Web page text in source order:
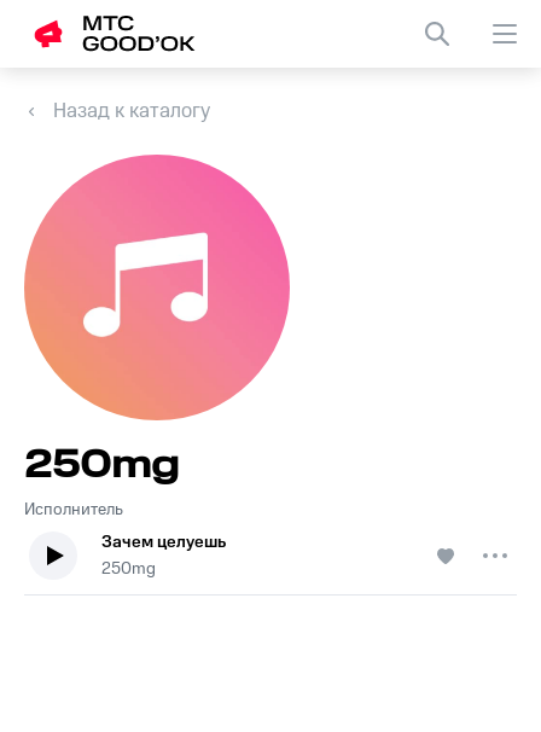
Назад к каталогу
Исполнитель
250mg
Зачем целуешь
250mg